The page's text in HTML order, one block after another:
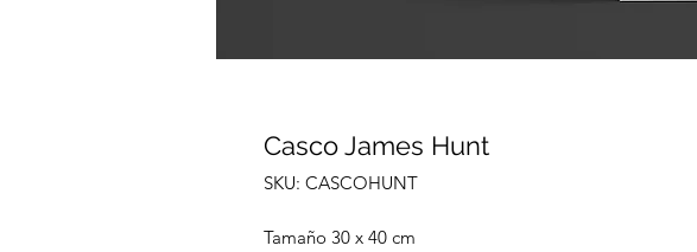
Casco James Hunt
SKU: CASCOHUNT
Tamaño 30 x 40 cm